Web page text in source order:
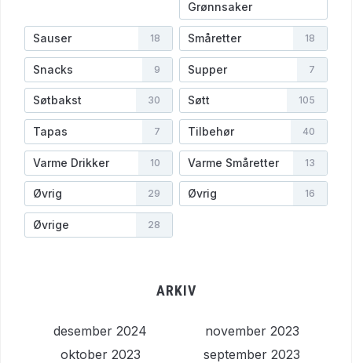
Grønnsaker
Sauser 18 Småretter 18
Snacks 9 Supper 7
Søtbakst 30 Søtt 105
Tapas 7 Tilbehør 40
Varme Drikker 10 Varme Småretter 13
Øvrig 29 Øvrig 16
Øvrige 28
ARKIV
desember 2024
november 2023
oktober 2023
september 2023